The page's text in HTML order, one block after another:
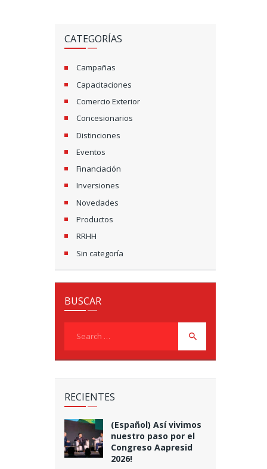
CATEGORÍAS
Campañas
Capacitaciones
Comercio Exterior
Concesionarios
Distinciones
Eventos
Financiación
Inversiones
Novedades
Productos
RRHH
Sin categoría
BUSCAR
RECIENTES
(Español) Así vivimos
nuestro paso por el
Congreso Aapresid
2026!